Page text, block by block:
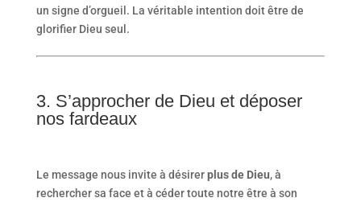
un signe d’orgueil. La véritable intention doit être de
glorifier Dieu seul.
3. S’approcher de Dieu et déposer
nos fardeaux
Le message nous invite à désirerplus de Dieu, à
rechercher sa face et à céder toute notre être à son